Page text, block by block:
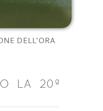
DELL’ORA
LA 20ª